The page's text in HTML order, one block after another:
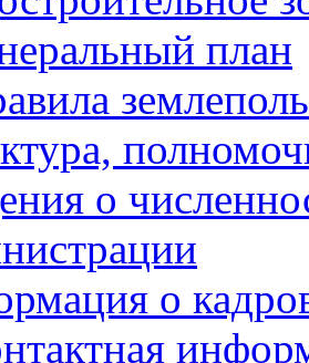
план
о
о